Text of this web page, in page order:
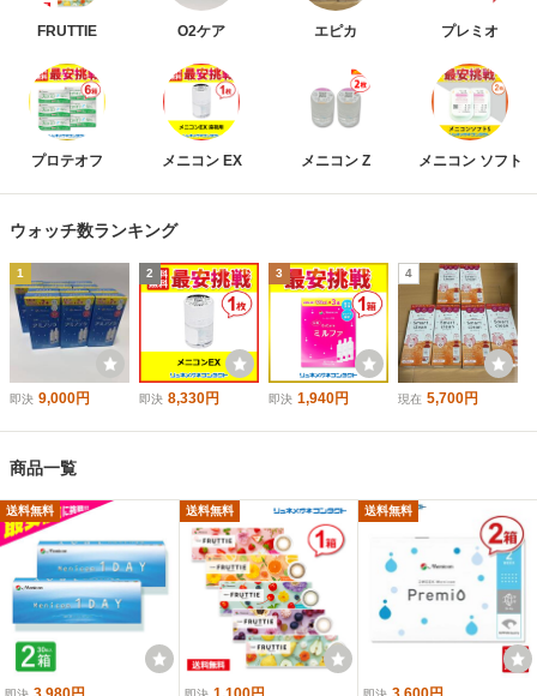
FRUTTIE O2ケア エピカ プレミオ
プロテオフ メニコン EX メニコン Z メニコン ソフト
ウォッチ数ランキング
1
即決 9,000円
2
即決 8,330円
3
即決 1,940円
4
現在 5,700円
商品一覧
送料無料 送料無料 送料無料